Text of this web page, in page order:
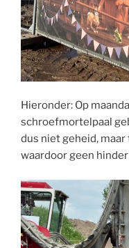
Hieronder: Op
schroefmortelpaal
dus niet geheid,
waardoor geen